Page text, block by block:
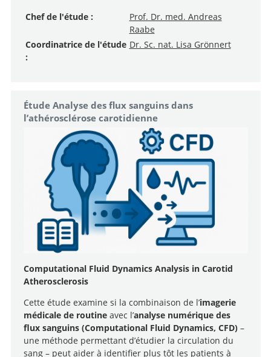
Chef de l'étude :
Prof. Dr. med. Andreas
Raabe
Coordinatrice de l'étude
:
Dr. Sc. nat. Lisa Grönnert
Étude Analyse des flux sanguins dans
l’athérosclérose carotidienne
Computational Fluid Dynamics Analysis in Carotid
Atherosclerosis
Cette étude examine si la combinaison de l’imagerie
médicale de routineavec l’analyse numérique des
flux sanguins (Computational Fluid Dynamics, CFD)–
une méthode permettant d’étudier la circulation du
sang – peut aider à identifier plus tôt les patients à